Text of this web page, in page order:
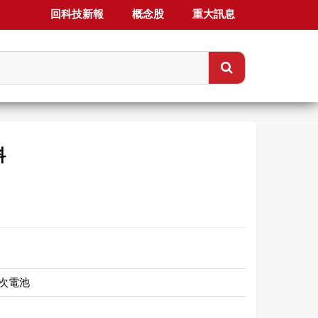
回科技新報 概念股 重大訊息
電池